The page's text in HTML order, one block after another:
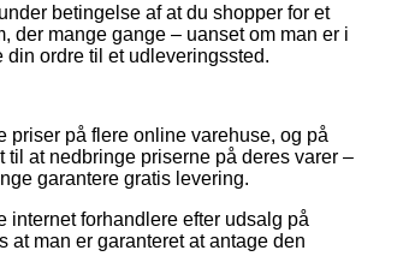
betingelse af at du shopper for et
mange gange – uanset om man er i
ordre til et udleveringssted.
på flere online varehuse, og på
at nedbringe priserne på deres varer –
garantere gratis levering.
forhandlere efter udsalg på
man er garanteret at antage den